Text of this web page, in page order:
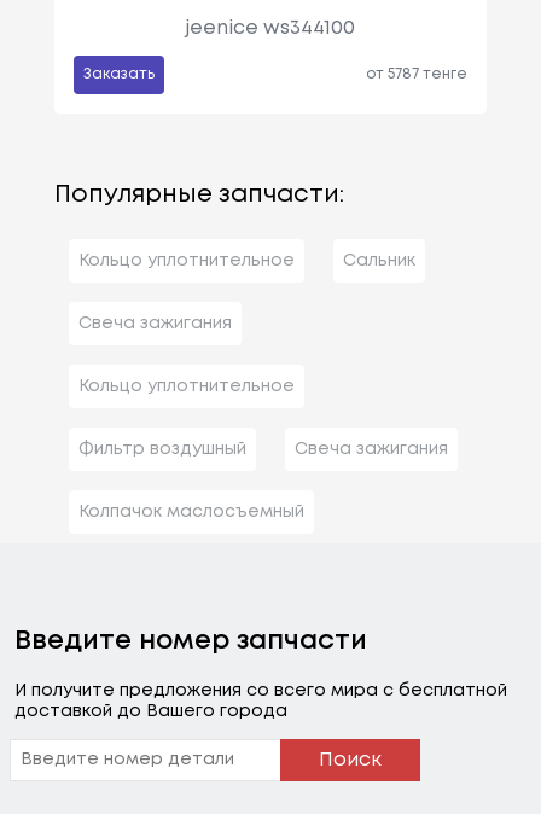
jeenice ws344100
Заказать от 5787 тенге
Популярные запчасти:
Кольцо уплотнительное Сальник
Свеча зажигания
Кольцо уплотнительное
Фильтр воздушный Свеча зажигания
Колпачок маслосъемный
Введите номер запчасти
И получите предложения со всего мира с бесплатной
доставкой до Вашего города
Поиск